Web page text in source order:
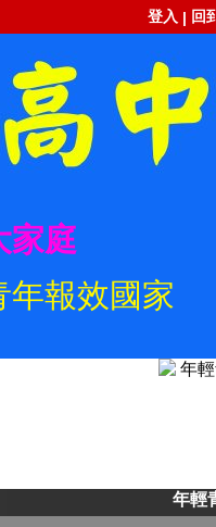
登入 | 回
家庭
年報效國家
年輕